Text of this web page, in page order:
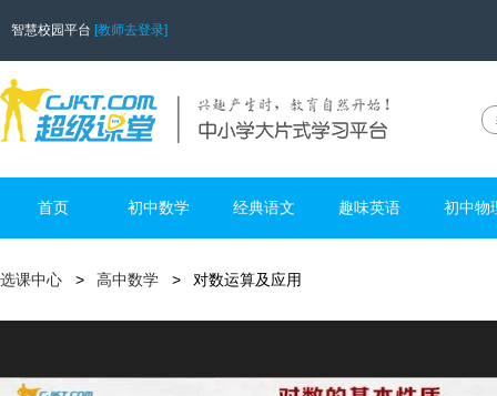
智慧校园平台 [教师去登录]
首页 初中数学 经典语文 趣味英语 初中物
选课中心 高中数学 对数运算及应用